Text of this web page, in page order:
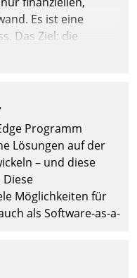
Es ist eine
Das Ziel: die
Damit
Grundregeln
Programm
Lösungen auf der
– und diese
Möglichkeiten für
als Software-as-a-